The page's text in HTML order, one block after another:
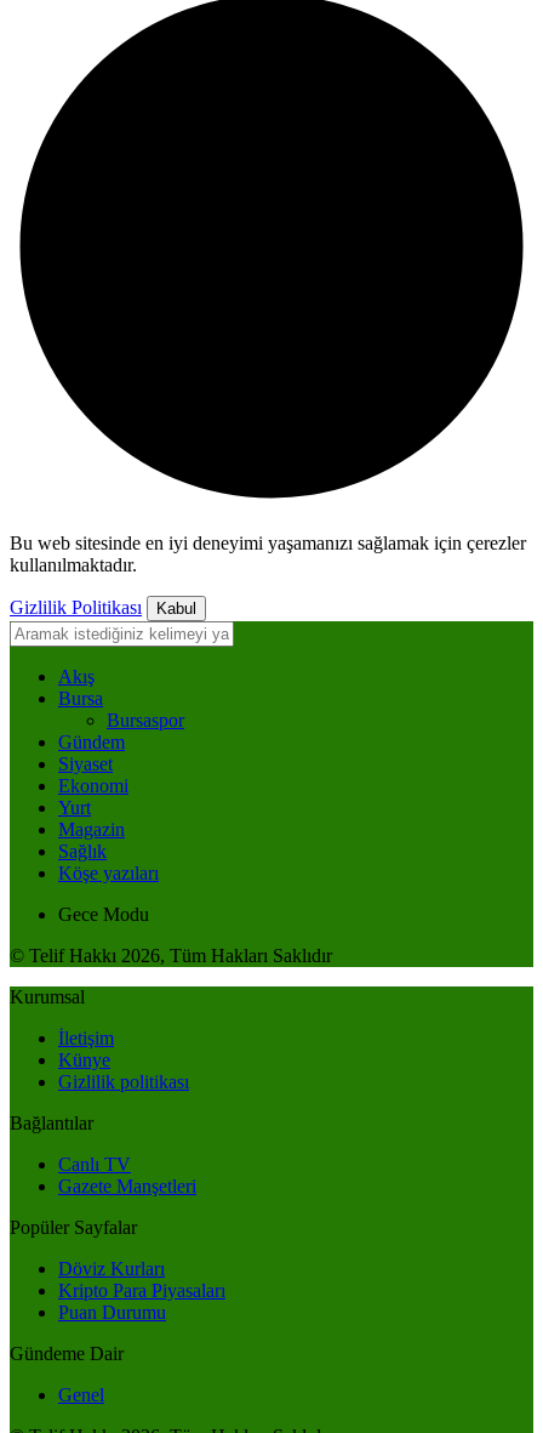
Bu web sitesinde en iyi deneyimi yaşamanızı sağlamak için çerezler
kullanılmaktadır.
Gizlilik Politikası Kabul
Akış
Bursa
Bursaspor
Gündem
Siyaset
Ekonomi
Yurt
Magazin
Sağlık
Köşe yazıları
Gece Modu
© Telif Hakkı 2026, Tüm Hakları Saklıdır
Kurumsal
İletişim
Künye
Gizlilik politikası
Bağlantılar
Canlı TV
Gazete Manşetleri
Popüler Sayfalar
Döviz Kurları
Kripto Para Piyasaları
Puan Durumu
Gündeme Dair
Genel